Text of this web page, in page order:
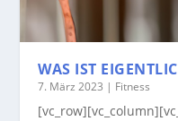
WAS IST
7. März 2023 | Fitness